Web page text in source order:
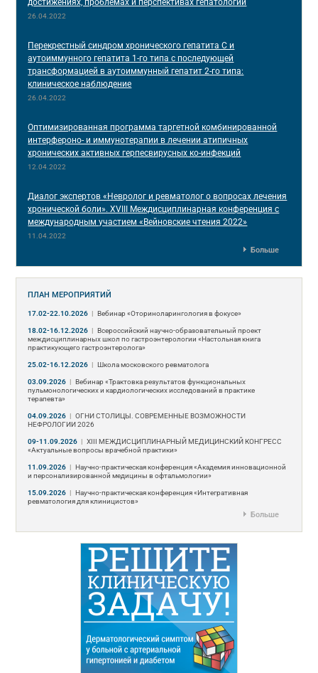
достижениях, проблемах и перспективах гепатологии
26.04.2022
Перекрестный синдром хронического гепатита С и
аутоиммунного гепатита 1-го типа с последующей
трансформацией в аутоиммунный гепатит 2-го типа:
клиническое наблюдение
26.04.2022
Оптимизированная программа таргетной комбинированной
интерфероно- и иммунотерапии в лечении атипичных
хронических активных герпесвирусных ко-инфекций
12.04.2022
Диалог экспертов «Невролог и ревматолог о вопросах лечения
хронической боли». XVIII Междисциплинарная конференция c
международным участием «Вейновские чтения 2022»
11.04.2022
Больше
ПЛАН МЕРОПРИЯТИЙ
17.02-22.10.2026 | Вебинар «Оториноларингология в фокусе»
18.02-16.12.2026 | Всероссийский научно-образовательный проект
междисциплинарных школ по гастроэнтерологии «Настольная книга
практикующего гастроэнтеролога»
25.02-16.12.2026 | Школа московского ревматолога
03.09.2026 | Вебинар «Трактовка результатов функциональных
пульмонологических и кардиологических исследований в практике
терапевта»
04.09.2026 | ОГНИ СТОЛИЦЫ. СОВРЕМЕННЫЕ ВОЗМОЖНОСТИ
НЕФРОЛОГИИ 2026
09-11.09.2026 | ХIII МЕЖДИСЦИПЛИНАРНЫЙ МЕДИЦИНСКИЙ КОНГРЕСС
«Актуальные вопросы врачебной практики»
11.09.2026 | Научно-практическая конференция «Академия инновационной
и персонализированной медицины в офтальмологии»
15.09.2026 | Научно-практическая конференция «Интегративная
ревматология для клиницистов»
Больше